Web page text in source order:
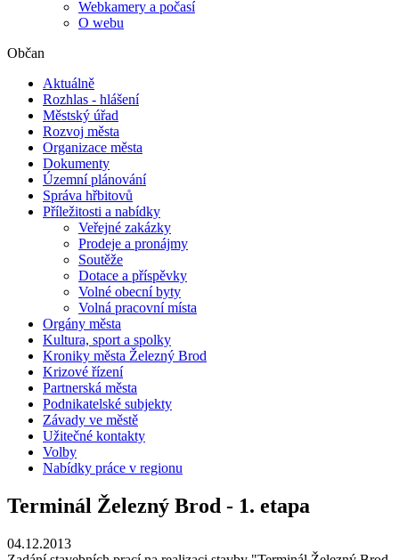
Webkamery a počasí
O webu
Občan
Aktuálně
Rozhlas - hlášení
Městský úřad
Rozvoj města
Organizace města
Dokumenty
Územní plánování
Správa hřbitovů
Příležitosti a nabídky
Veřejné zakázky
Prodeje a pronájmy
Soutěže
Dotace a příspěvky
Volné obecní byty
Volná pracovní místa
Orgány města
Kultura, sport a spolky
Kroniky města Železný Brod
Krizové řízení
Partnerská města
Podnikatelské subjekty
Závady ve městě
Užitečné kontakty
Volby
Nabídky práce v regionu
Terminál Železný Brod - 1. etapa
04.12.2013